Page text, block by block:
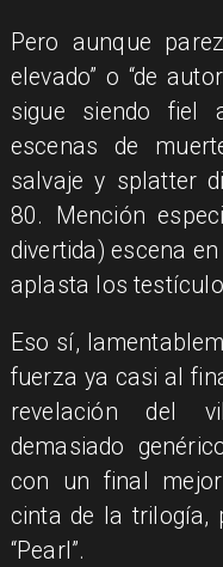
Pero aunque
elevado” o “de
sigue siendo fiel
escenas de
salvaje y splatter
80. Mención
divertida) escena
aplasta los
Eso sí,
fuerza ya casi al
revelación del
demasiado
con un final
cinta de la trilogía,
“Pearl”.